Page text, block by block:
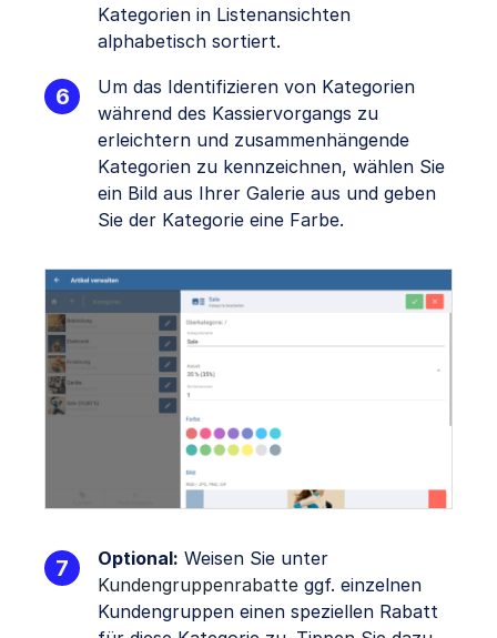
Kategorien in Listenansichten
alphabetisch sortiert.
Um das Identifizieren von Kategorien
während des Kassiervorgangs zu
erleichtern und zusammenhängende
Kategorien zu kennzeichnen, wählen Sie
ein Bild aus Ihrer Galerie aus und geben
Sie der Kategorie eine Farbe.
Optional: Weisen Sie unter
Kundengruppenrabatte ggf. einzelnen
Kundengruppen einen speziellen Rabatt